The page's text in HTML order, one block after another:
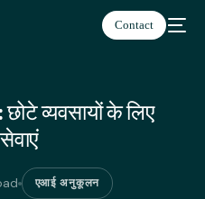
Contact
व्यवसायों के लिए
एआई अनुकूलन